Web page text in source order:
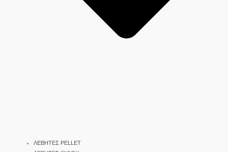
ΛΕΒΗΤΕΣ PELLET